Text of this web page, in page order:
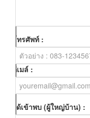
โทรศัพท์ :
อีเมล์ :
ได้เข้าพบ (ผู้ใหญ่บ้าน) :